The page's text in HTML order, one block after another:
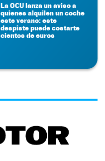
La OCU lanza un aviso a
quienes alquilen un coche
este verano: este
despiste puede costarte
cientos de euros